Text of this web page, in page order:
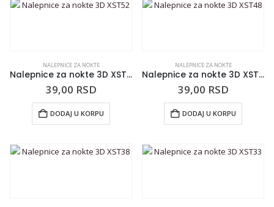
NALEPNICE ZA NOKTE
Nalepnice za nokte 3D XST52
39,00 RSD
DODAJ U KORPU
NALEPNICE ZA NOKTE
Nalepnice za nokte 3D XST48
39,00 RSD
DODAJ U KORPU